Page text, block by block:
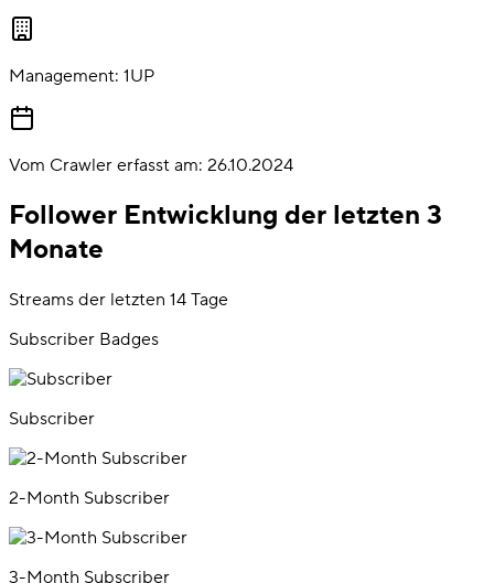
Management: 1UP
Vom Crawler erfasst am: 26.10.2024
Follower Entwicklung der letzten 3
Monate
Streams der letzten 14 Tage
Subscriber Badges
Subscriber
2-Month Subscriber
3-Month Subscriber